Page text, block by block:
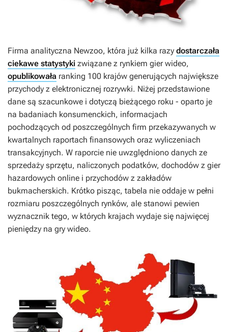
Firma analityczna Newzoo, która już kilka razy dostarczała
ciekawe statystyki związane z rynkiem gier wideo,
opublikowała ranking 100 krajów generujących największe
przychody z elektronicznej rozrywki. Niżej przedstawione
dane są szacunkowe i dotyczą bieżącego roku - oparto je
na badaniach konsumenckich, informacjach
pochodzących od poszczególnych firm przekazywanych w
kwartalnych raportach finansowych oraz wyliczeniach
transakcyjnych. W raporcie nie uwzględniono danych ze
sprzedaży sprzętu, naliczonych podatków, dochodów z gier
hazardowych online i przychodów z zakładów
bukmacherskich. Krótko pisząc, tabela nie oddaje w pełni
rozmiaru poszczególnych rynków, ale stanowi pewien
wyznacznik tego, w których krajach wydaje się najwięcej
pieniędzy na gry wideo.